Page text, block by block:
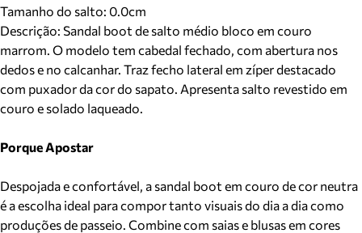
Tamanho do salto: 0.0cm
Descrição: Sandal boot de salto médio bloco em couro
marrom. O modelo tem cabedal fechado, com abertura nos
dedos e no calcanhar. Traz fecho lateral em zíper destacado
com puxador da cor do sapato. Apresenta salto revestido em
couro e solado laqueado.
Porque Apostar
Despojada e confortável, a sandal boot em couro de cor neutra
é a escolha ideal para compor tanto visuais do dia a dia como
produções de passeio. Combine com saias e blusas em cores